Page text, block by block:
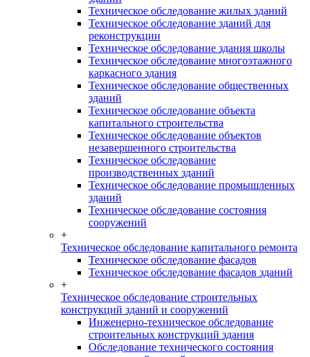
Техническое обследование жилых зданий
Техническое обследование зданий для
реконструкции
Техническое обследование здания школы
Техническое обследование многоэтажного
каркасного здания
Техническое обследование общественных
зданий
Техническое обследование объекта
капитального строительства
Техническое обследование объектов
незавершенного строительства
Техническое обследование
производственных зданий
Техническое обследование промышленных
зданий
Техническое обследование состояния
сооружений
+
Техническое обследование капитального ремонта
Техническое обследование фасадов
Техническое обследование фасадов зданий
+
Техническое обследование строительных
конструкций зданий и сооружений
Инженерно-техническое обследование
строительных конструкций здания
Обследование технического состояния